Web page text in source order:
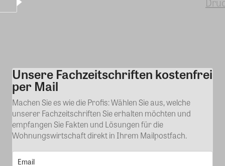
Kommentar
Unsere Fachzeitschriften kostenfrei
per Mail
Machen Sie es wie die Profis: Wählen Sie aus, welche
unserer Fachzeitschriften Sie erhalten möchten und
empfangen Sie Fakten und Lösungen für die
Wohnungswirtschaft direkt in Ihrem Mailpostfach.